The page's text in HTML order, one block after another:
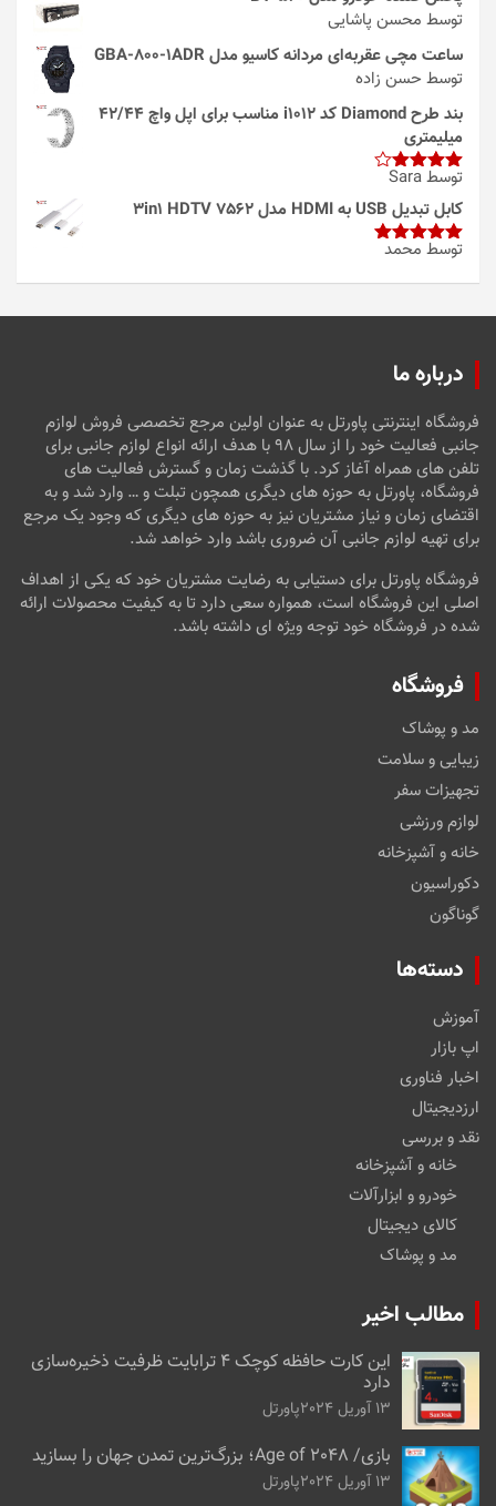
توسط محسن پاشایی
ساعت مچی عقربه‌ای مردانه کاسیو مدل GBA-800-1ADR
توسط حسن زاده
بند طرح Diamond کد i1012 مناسب برای اپل واچ 42/44
میلیمتری
امتیاز4
از 5
توسط Sara
کابل تبدیل USB به HDMI مدل 3in1 HDTV 7562
امتیاز5از
توسط محمد
درباره ما
فروشگاه اینترنتی پاورتل به عنوان اولین مرجع تخصصی فروش لوازم
جانبی فعالیت خود را از سال ۹۸ با هدف ارائه انواع لوازم جانبی برای
تلفن های همراه آغاز کرد. با گذشت زمان و گسترش فعالیت های
فروشگاه، پاورتل به حوزه های دیگری همچون تبلت و … وارد شد و به
اقتضای زمان و نیاز مشتریان نیز به حوزه های دیگری که وجود یک مرجع
برای تهیه لوازم جانبی آن ضروری باشد وارد خواهد شد.
فروشگاه پاورتل برای دستیابی به رضایت مشتریان خود که یکی از اهداف
اصلی این فروشگاه است، همواره سعی دارد تا به کیفیت محصولات ارائه
شده در فروشگاه خود توجه ویژه ای داشته باشد.
فروشگاه
مد و پوشاک
زیبایی و سلامت
تجهیزات سفر
لوازم ورزشی
خانه و آشپزخانه
دکوراسیون
گوناگون
دسته‌ها
آموزش
اپ بازار
اخبار فناوری
ارزدیجیتال
نقد و بررسی
خانه و آشپزخانه
خودرو و ابزارآلات
کالای دیجیتال
مد و پوشاک
مطالب اخیر
این کارت حافظه کوچک ۴ ترابایت ظرفیت ذخیره‌سازی
دارد
13 آوریل 2024 پاورتل
بازی/ Age of 2048؛ بزرگ‌ترین تمدن جهان را بسازید
13 آوریل 2024 پاورتل